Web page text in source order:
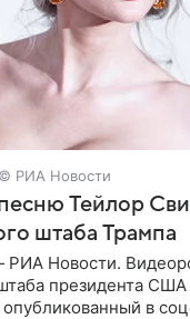
© РИА Новости
Тейлор
штаба Трампа
Новости.
президента
в